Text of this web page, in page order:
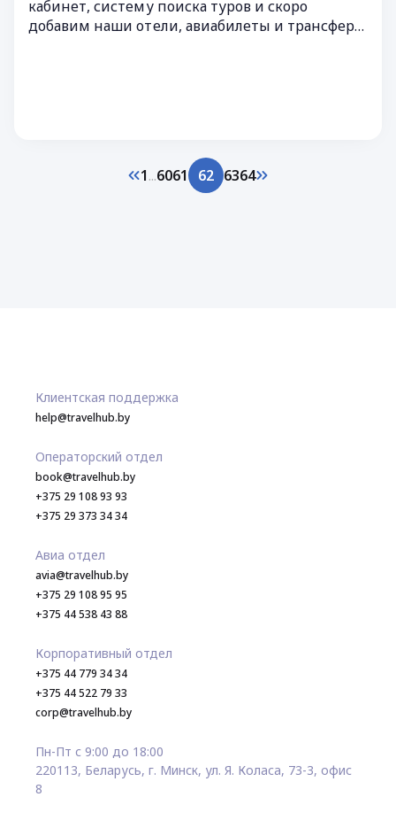
кабинет, систему поиска туров и скоро
добавим наши отели, авиабилеты и трансферы
1...6061 62 6364
Клиентская поддержка
help@travelhub.by
Операторский отдел
book@travelhub.by
+375 29 108 93 93
+375 29 373 34 34
Авиа отдел
avia@travelhub.by
+375 29 108 95 95
+375 44 538 43 88
Корпоративный отдел
+375 44 779 34 34
+375 44 522 79 33
corp@travelhub.by
Пн-Пт с 9:00 до 18:00
220113, Беларусь, г. Минск, ул. Я. Коласа, 73-3, офис
8